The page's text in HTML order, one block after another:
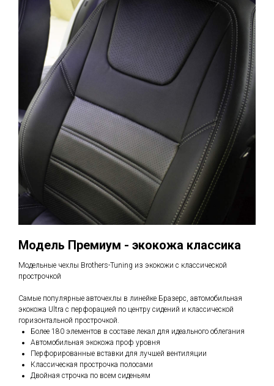
Модель Премиум - экокожа классика
Модельные чехлы Brothers-Tuning из экокожи с классической
прострочкой
Самые популярные авточехлы в линейке Бразерс, автомобильная
экокожа Ultra с перфорацией по центру сидений и классической
горизонтальной прострочкой.
Более 180 элементов в составе лекал для идеального облегания
Автомобильная экокожа проф уровня
Перфорированные вставки для лучшей вентиляции
Классическая прострочка полосами
Двойная строчка по всем сиденьям